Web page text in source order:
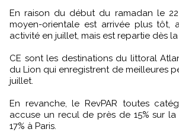
En raison du début du ramadan le
moyen-orientale est arrivée plus tôt,
activité en juillet, mais est repartie dès
CE sont les destinations du littoral
du Lion qui enregistrent de meilleures
juillet.
En revanche, le RevPAR toutes
accuse un recul de près de 15% sur
17% à Paris.